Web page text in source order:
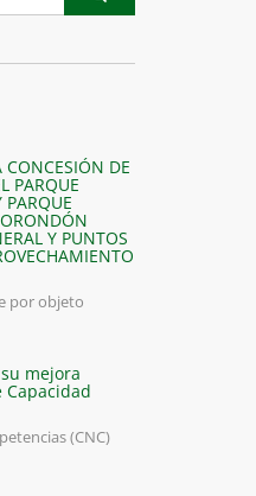
CONCESIÓN DE
PARQUE
PARQUE
Y PUNTOS
por objeto
mejora
(CNC)